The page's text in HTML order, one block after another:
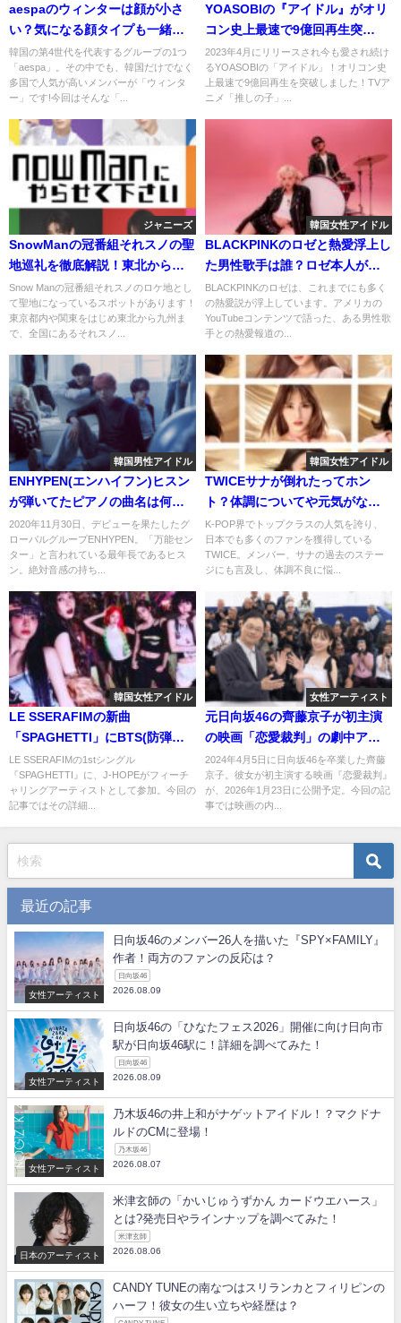
aespaのウィンターは顔が小さ
い？気になる顔タイプも一緒に
チェック！
韓国の第4世代を代表するグループの1つ
「aespa」。その中でも、韓国だけでなく
多国で人気が高いメンバーが「ウィンタ
ー」です!今回はそんな「...
YOASOBIの『アイドル』がオリ
コン史上最速で9億回再生突
破！！
2023年4月にリリースされ今も愛され続け
るYOASOBIの「アイドル」！オリコン史
上最速で9億回再生を突破しました！TVア
ニメ「推しの子」...
ジャニーズ
SnowManの冠番組それスノの聖
地巡礼を徹底解説！東北から九
州まで全国各地に！
Snow Manの冠番組それスノのロケ地とし
て聖地になっているスポットがあります！
東京都内や関東をはじめ東北から九州ま
で、全国にあるそれスノ...
韓国女性アイドル
BLACKPINKのロゼと熱愛浮上し
た男性歌手は誰？ロゼ本人が語
った真相とは？
BLACKPINKのロゼは、これまでにも多く
の熱愛説が浮上しています。アメリカの
YouTubeコンテンツで語った、ある男性歌
手との熱愛報道の...
韓国男性アイドル
ENHYPEN(エンハイフン)ヒスン
が弾いてたピアノの曲名は何？
演奏を学んだのはまさかの独
学！？
2020年11月30日、デビューを果たしたグ
ローバルグループENHYPEN。「万能セン
ター」と言われている最年長であるヒス
ン。絶対音感の持ち...
韓国女性アイドル
TWICEサナが倒れたってホン
ト？体調についてや元気がない
という噂についても
K-POP界でトップクラスの人気を誇り、
日本でも多くのファンを獲得している
TWICE。メンバー、サナの過去のステー
ジにも言及し、体調不良に悩...
韓国女性アイドル
LE SSERAFIMの新曲
「SPAGHETTI」にBTS(防弾少
年団)のJ-HOPEがフィーチャリ
ング！？両方のファンの反応
は？
LE SSERAFIMの1stシングル
『SPAGHETTI』に、J-HOPEがフィーチ
ャリングアーティストとして参加。今回の
記事ではその詳細...
女性アーティスト
元日向坂46の齊藤京子が初主演
の映画「恋愛裁判」の劇中アイ
ドル姿が公開！どんな内容？
2024年4月5日に日向坂46を卒業した齊藤
京子。彼女が初主演する映画『恋愛裁判』
が、2026年1月23日に公開予定。今回の記
事では映画の内...
最近の記事
女性アーティスト
日向坂46のメンバー26人を描いた『SPY×FAMILY』
作者！両方のファンの反応は？
日向坂46
2026.08.09
女性アーティスト
日向坂46の「ひなたフェス2026」開催に向け日向市
駅が日向坂46駅に！詳細を調べてみた！
日向坂46
2026.08.09
女性アーティスト
乃木坂46の井上和がナゲットアイドル！？マクドナ
ルドのCMに登場！
乃木坂46
2026.08.07
日本のアーティスト
米津玄師の「かいじゅうずかん カードウエハース」
とは?発売日やラインナップを調べてみた！
米津玄師
2026.08.06
CANDY TUNEの南なつはスリランカとフィリピンの
ハーフ！彼女の生い立ちや経歴は？